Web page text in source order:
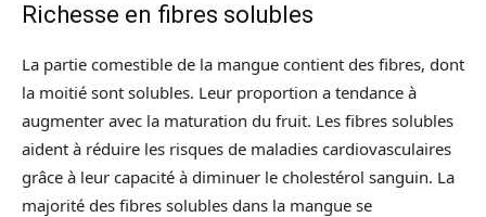
Richesse en fibres solubles
La partie comestible de la mangue contient des fibres, dont
la moitié sont solubles. Leur proportion a tendance à
augmenter avec la maturation du fruit. Les fibres solubles
aident à réduire les risques de maladies cardiovasculaires
grâce à leur capacité à diminuer le cholestérol sanguin. La
majorité des fibres solubles dans la mangue se